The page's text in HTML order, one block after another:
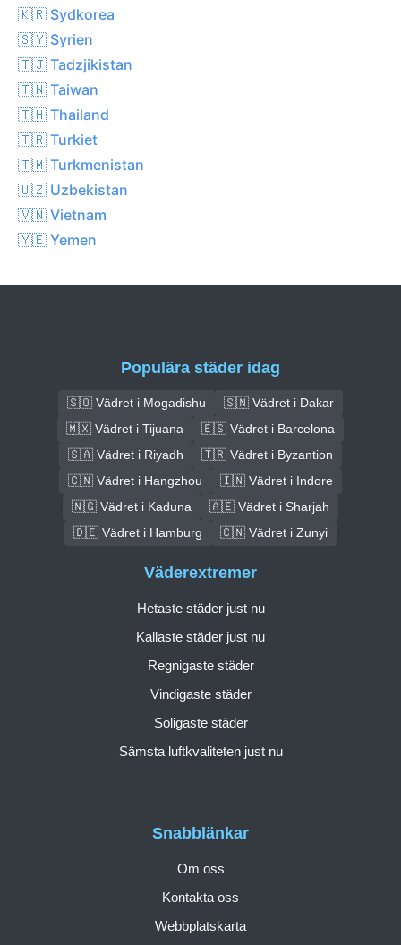
🇰🇷 Sydkorea
🇸🇾 Syrien
🇹🇯 Tadzjikistan
🇹🇼 Taiwan
🇹🇭 Thailand
🇹🇷 Turkiet
🇹🇲 Turkmenistan
🇺🇿 Uzbekistan
🇻🇳 Vietnam
🇾🇪 Yemen
Populära städer idag
🇸🇴 Vädret i Mogadishu
🇸🇳 Vädret i Dakar
🇲🇽 Vädret i Tijuana
🇪🇸 Vädret i Barcelona
🇸🇦 Vädret i Riyadh
🇹🇷 Vädret i Byzantion
🇨🇳 Vädret i Hangzhou
🇮🇳 Vädret i Indore
🇳🇬 Vädret i Kaduna
🇦🇪 Vädret i Sharjah
🇩🇪 Vädret i Hamburg
🇨🇳 Vädret i Zunyi
Snabblänkar
Om oss
Kontakta oss
Webbplatskarta
Väderextremer
Hetaste städer just nu
Kallaste städer just nu
Regnigaste städer
Vindigaste städer
Soligaste städer
Sämsta luftkvaliteten just nu